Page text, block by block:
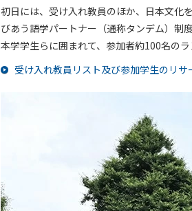
初日には、受け入れ教員のほか、日本文化
びあう語学パートナー（通称タンデム）制
本学学生らに囲まれて、参加者約100名のラ
受け入れ教員リスト及び参加学生のリサ